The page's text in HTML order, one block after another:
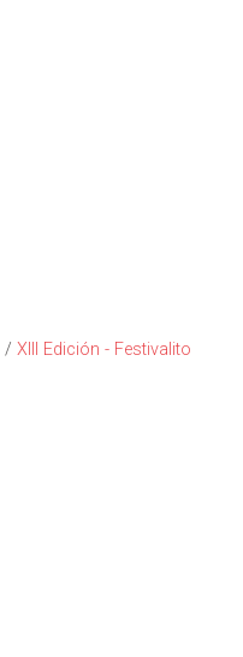
/ XIII Edición - Festivalito